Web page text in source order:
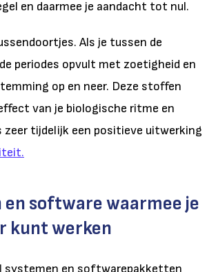
en daarmee je aandacht tot nul.
Als je tussen de
periodes opvult met zoetigheid en
op en neer. Deze stoffen
van je biologische ritme en
zeer tijdelijk een positieve uitwerking
en software waarmee je
kunt werken
systemen en softwarepakketten